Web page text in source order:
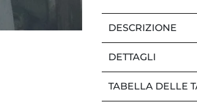
DESCRIZIONE
DETTAGLI
TABELLA DELLE